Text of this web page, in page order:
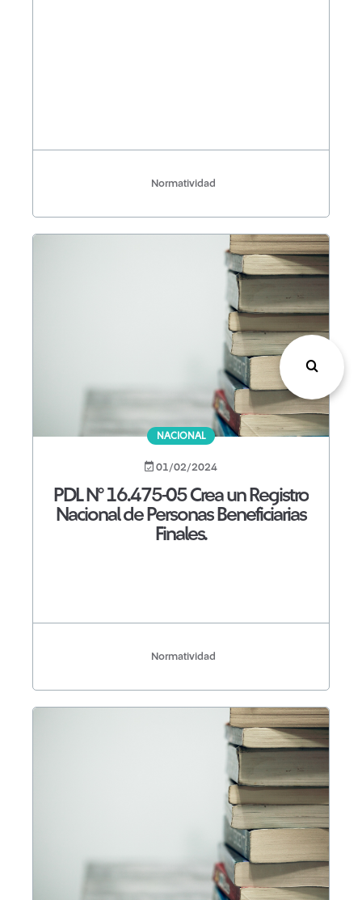
Normatividad
NACIONAL
01/02/2024
PDL N° 16.475-05 Crea un Registro
Nacional de Personas Beneficiarias
Finales.
Normatividad